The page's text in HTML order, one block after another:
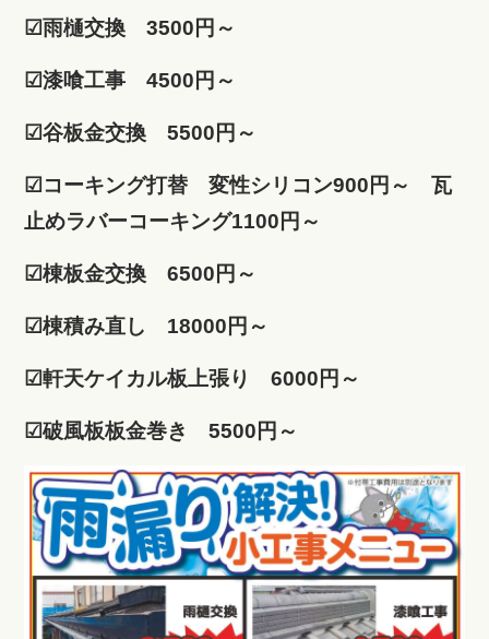
☑雨樋交換 3500円～
☑漆喰工事 4500円～
☑谷板金交換 5500円～
☑コーキング打替 変性シリコン900円～ 瓦
止めラバーコーキング1100円～
☑棟板金交換 6500円～
☑棟積み直し 18000円～
☑軒天ケイカル板上張り 6000円～
☑破風板板金巻き 5500円～